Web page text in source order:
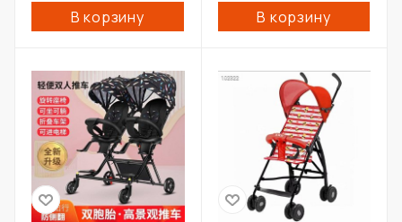
В корзину В корзину